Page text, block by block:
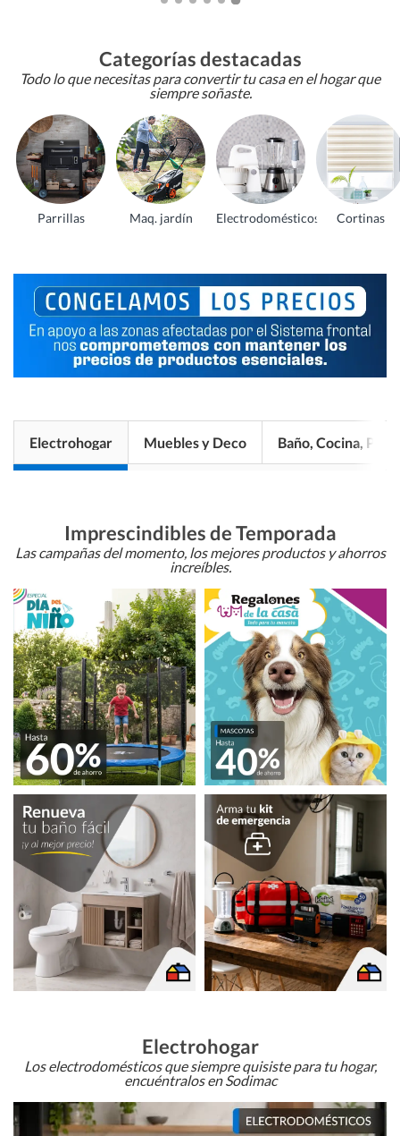
Categorías destacadas
Todo lo que necesitas para convertir tu casa en el hogar que
siempre soñaste.
Parrillas Maq. jardín Electrodomésticos Cortinas
Electrohogar Muebles y Deco Baño, Cocina, Pisos
Imprescindibles de Temporada
Las campañas del momento, los mejores productos y ahorros
increíbles.
Electrohogar
Los electrodomésticos que siempre quisiste para tu hogar,
encuéntralos en Sodimac